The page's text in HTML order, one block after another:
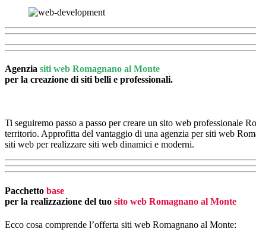
Agenzia siti web Romagnano al Monte
per la creazione di siti belli e professionali.
Ti seguiremo passo a passo per creare un sito web professionale
territorio. Approfitta del vantaggio di una agenzia per siti web
siti web per realizzare siti web dinamici e moderni.
Pacchetto base
per la realizzazione del tuo sito web Romagnano al Monte
Ecco cosa comprende l’offerta siti web Romagnano al Monte: